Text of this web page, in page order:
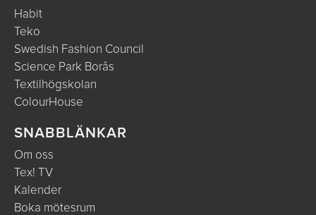
Habit
Teko
Swedish Fashion Council
Science Park Borås
Textilhögskolan
ColourHouse
SNABBLÄNKAR
Om oss
Tex! TV
Kalender
Boka mötesrum